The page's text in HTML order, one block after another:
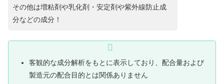
その他は増粘剤や乳化剤・安定剤や紫外線防止成
分などの成分！
客観的な成分解析をもとに表示しており、配合量および
製造元の配合目的とは関係ありません